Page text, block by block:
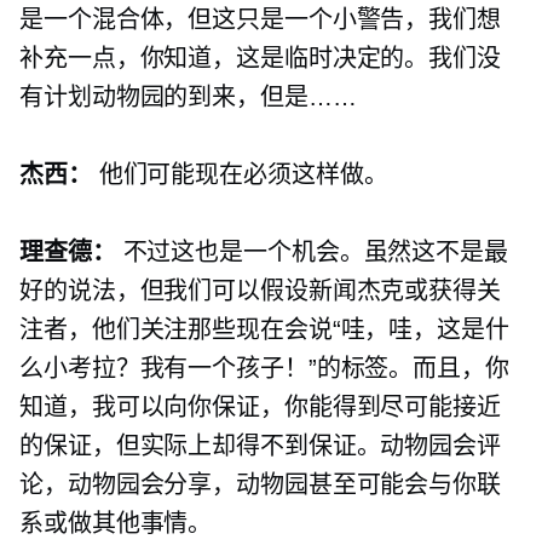
是一个混合体，但这只是一个小警告，我们想
补充一点，你知道，这是临时决定的。我们没
有计划动物园的到来，但是……
杰西： 他们可能现在必须这样做。
理查德：
不过这也是一个机会。虽然这不是最
好的说法，但我们可以假设新闻杰克或获得关
注者，他们关注那些现在会说“哇，哇，这是什
么小考拉？我有一个孩子！”的标签。而且，你
知道，我可以向你保证，你能得到尽可能接近
的保证，但实际上却得不到保证。动物园会评
论，动物园会分享，动物园甚至可能会与你联
系或做其他事情。